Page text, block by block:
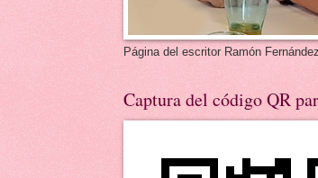
Página del escritor Ramón
Captura del código QR